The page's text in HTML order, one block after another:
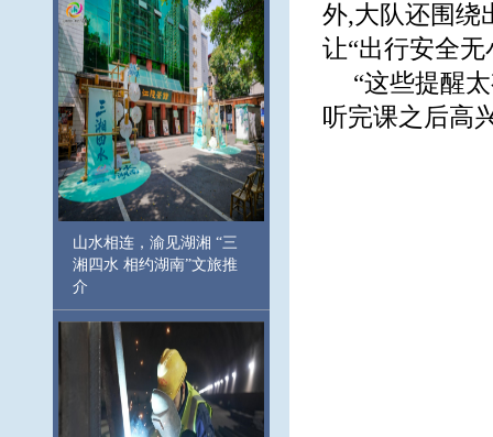
山水相连，渝见湖湘 “三
湘四水 相约湖南”文旅推
介
外,大队还围绕
让“出行安全
“这些提醒
听完课之后高